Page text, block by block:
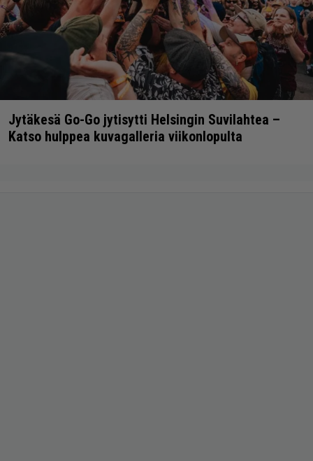
Jytäkesä Go-Go jytisytti Helsingin Suvilahtea –
Katso hulppea kuvagalleria viikonlopulta